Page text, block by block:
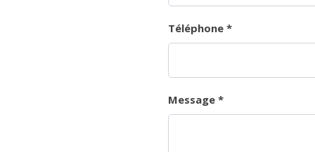
Téléphone *
Message *